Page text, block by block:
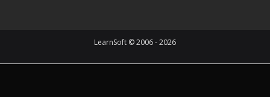
LearnSoft © 2006 - 2026